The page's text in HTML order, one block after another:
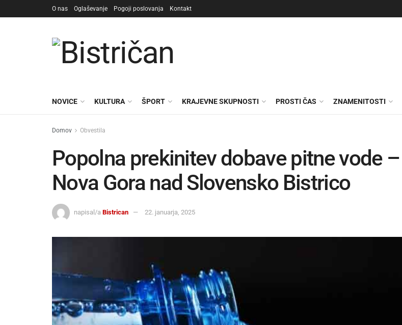
O nas Oglaševanje Pogoji poslovanja Kontakt
NOVICE KULTURA ŠPORT KRAJEVNE SKUPNOSTI PROSTI ČAS ZNAMENITOSTI
Domov Obvestila
Popolna prekinitev dobave pitne vode –
Nova Gora nad Slovensko Bistrico
napisal/a Bistrican 22. januarja, 2025